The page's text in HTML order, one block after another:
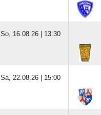
So, 16.08.26 | 13:30
Sa, 22.08.26 | 15:00